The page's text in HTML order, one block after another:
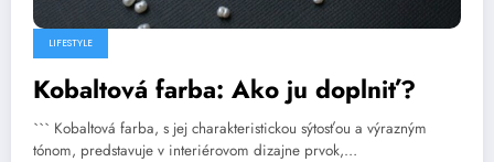
LIFESTYLE
Kobaltová farba: Ako ju doplniť?
``` Kobaltová farba, s jej charakteristickou sýtosťou a výrazným
tónom, predstavuje v interiérovom dizajne prvok,…